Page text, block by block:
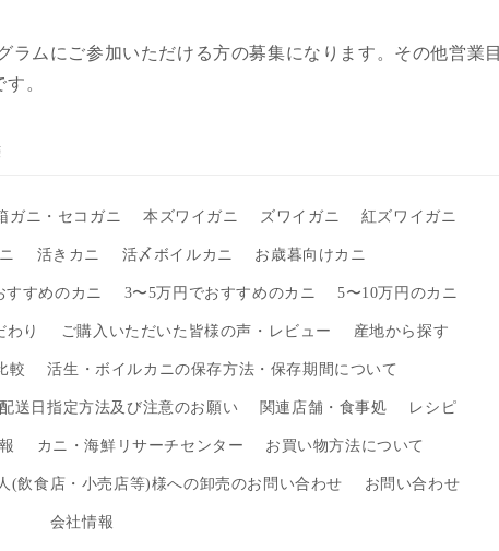
ラムにご参加いただける方の募集になります。その他営業目
。
ガニ・セコガニ 本ズワイガニ ズワイガニ 紅ズワイガニ
活きカニ 活〆ボイルカニ お歳暮向けカニ
すすめのカニ 3〜5万円でおすすめのカニ 5〜10万円のカニ
わり ご購入いただいた皆様の声・レビュー 産地から探す
較 活生・ボイルカニの保存方法・保存期間について
配送日指定方法及び注意のお願い 関連店舗・食事処 レシピ
カニ・海鮮リサーチセンター お買い物方法について
(飲食店・小売店等)様への卸売のお問い合わせ お問い合わせ
会社情報